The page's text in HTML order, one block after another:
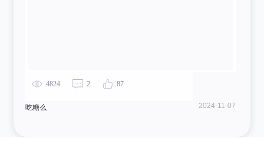
4824 2 87
吃糖么 2024-11-07